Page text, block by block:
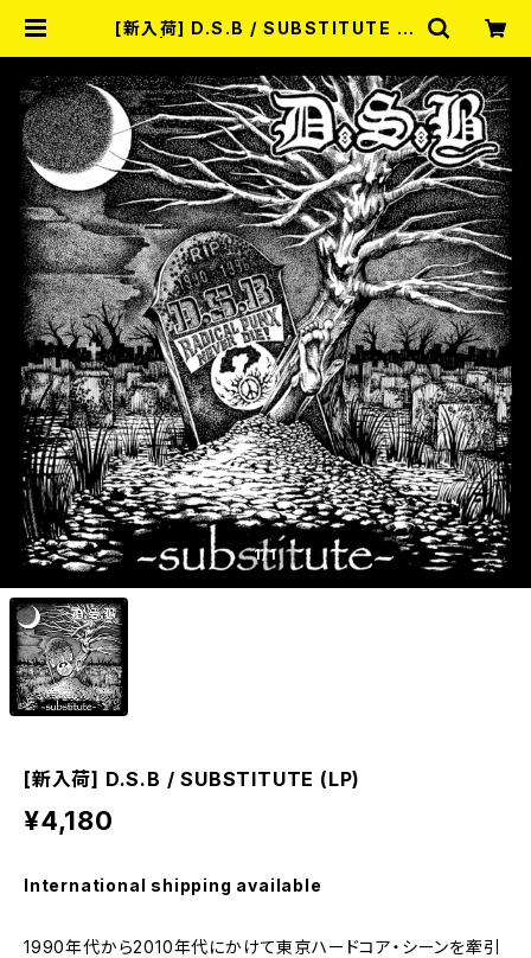
[新入荷] D.S.B / SUBSTITUTE (L
1/1
[新入荷] D.S.B / SUBSTITUTE (LP)
¥4,180
International shipping available
1990年代から2010年代にかけて東京ハードコア・シーンを牽引